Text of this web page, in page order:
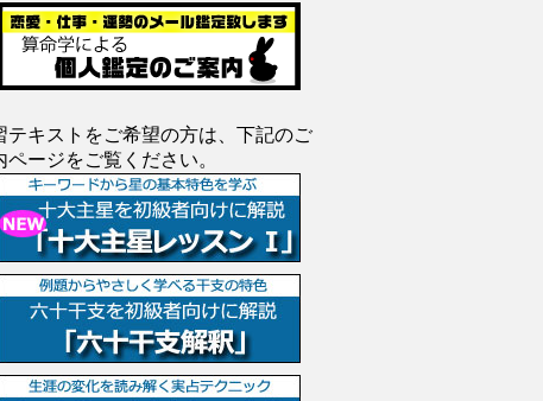
テキストをご希望の方は、下記のご
ページをご覧ください。